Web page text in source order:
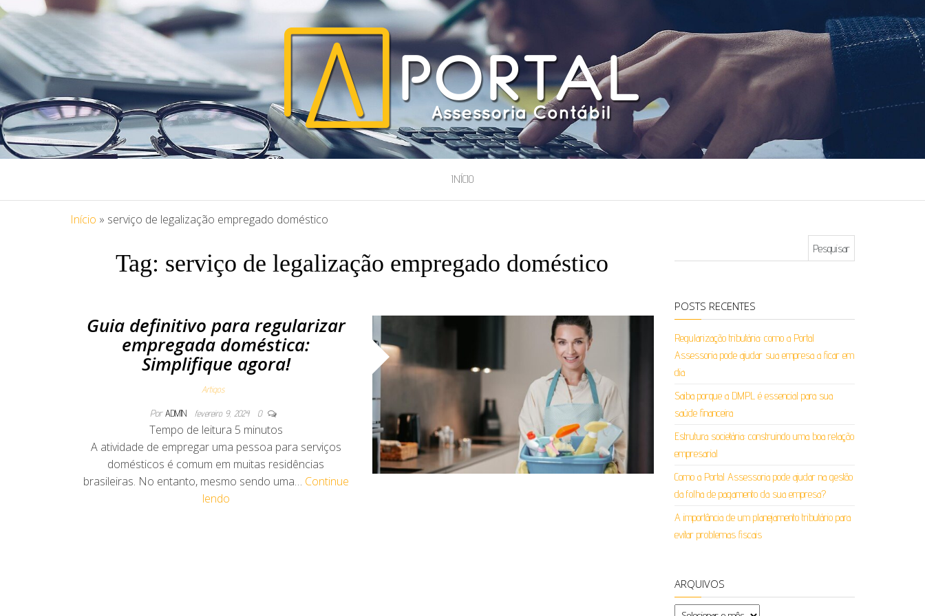
PORTAL ASSESSORIA
Blog Portal Assessoria
INÍCIO
Início » serviço de legalização empregado doméstico
Tag: serviço de legalização empregado doméstico
Guia definitivo para regularizar
empregada doméstica:
Simplifique agora!
Artigos
Por ADMIN fevereiro 9, 2024 0
Tempo de leitura 5 minutos
A atividade de empregar uma pessoa para serviços
domésticos é comum em muitas residências
brasileiras. No entanto, mesmo sendo uma… Continue
lendo
POSTS RECENTES
Regularização tributária: como a Portal
Assessoria pode ajudar sua empresa a ficar em
dia
Saiba porque a DMPL é essencial para sua
saúde financeira
Estrutura societária: construindo uma boa relação
empresarial
Como a Portal Assessoria pode ajudar na gestão
da folha de pagamento da sua empresa?
A importância de um planejamento tributário para
evitar problemas fiscais
ARQUIVOS
Arquivos